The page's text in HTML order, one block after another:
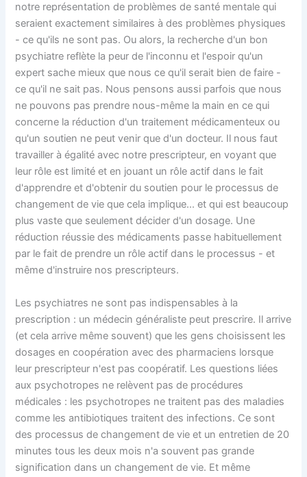
notre représentation de problèmes de santé mentale qui
seraient exactement similaires à des problèmes physiques
- ce qu'ils ne sont pas. Ou alors, la recherche d'un bon
psychiatre reflète la peur de l'inconnu et l'espoir qu'un
expert sache mieux que nous ce qu'il serait bien de faire -
ce qu'il ne sait pas. Nous pensons aussi parfois que nous
ne pouvons pas prendre nous-même la main en ce qui
concerne la réduction d'un traitement médicamenteux ou
qu'un soutien ne peut venir que d'un docteur. Il nous faut
travailler à égalité avec notre prescripteur, en voyant que
leur rôle est limité et en jouant un rôle actif dans le fait
d'apprendre et d'obtenir du soutien pour le processus de
changement de vie que cela implique... et qui est beaucoup
plus vaste que seulement décider d'un dosage. Une
réduction réussie des médicaments passe habituellement
par le fait de prendre un rôle actif dans le processus - et
même d'instruire nos prescripteurs.
Les psychiatres ne sont pas indispensables à la
prescription : un médecin généraliste peut prescrire. Il arrive
(et cela arrive même souvent) que les gens choisissent les
dosages en coopération avec des pharmaciens lorsque
leur prescripteur n'est pas coopératif. Les questions liées
aux psychotropes ne relèvent pas de procédures
médicales : les psychotropes ne traitent pas des maladies
comme les antibiotiques traitent des infections. Ce sont
des processus de changement de vie et un entretien de 20
minutes tous les deux mois n'a souvent pas grande
signification dans un changement de vie. Et même